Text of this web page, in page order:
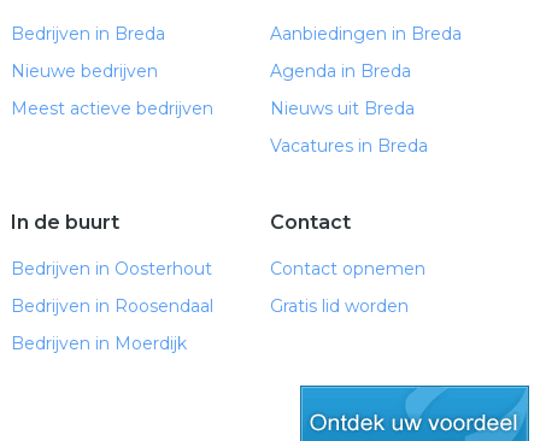
Bedrijven in Breda
Nieuwe bedrijven
Meest actieve bedrijven
Aanbiedingen in Breda
Agenda in Breda
Nieuws uit Breda
Vacatures in Breda
In de buurt
Bedrijven in Oosterhout
Bedrijven in Roosendaal
Bedrijven in Moerdijk
Contact
Contact opnemen
Gratis lid worden